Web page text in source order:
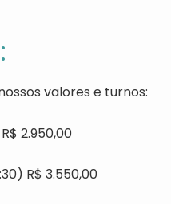
valores e turnos:
2.950,00
R$ 3.550,00